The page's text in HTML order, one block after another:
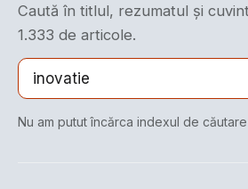
Caută în titlul, rezumatul și
1.333 de articole.
Nu am putut încărca indexul de